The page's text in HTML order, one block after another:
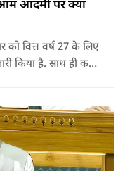
आदमी पर क्‍या
वित्त वर्ष 27 के लिए
किया है. साथ ही कहा